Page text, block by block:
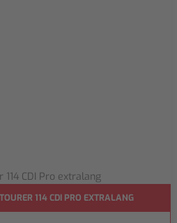
114 CDI PRO EXTRALANG